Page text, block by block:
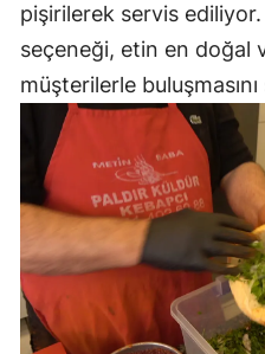
pişirilerek servis
seçeneği, etin en doğal
müşterilerle buluşmasını